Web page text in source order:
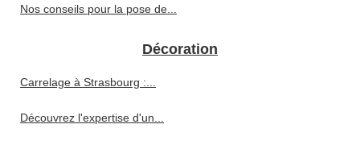
Nos conseils pour la pose de...
Décoration
Carrelage à Strasbourg :...
Découvrez l'expertise d'un...